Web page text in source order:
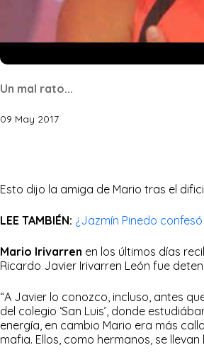
Un mal rato...
09 May 2017
Esto dijo la amiga de Mario tras el
LEE TAMBIÉN: ¿Jazmín Pinedo
Mario Irivarren en los últimos días
Ricardo Javier Irivarren León fue
“A Javier lo conozco, incluso, antes
del colegio ‘San Luis’, donde
energía, en cambio Mario era más
mafia. Ellos, como hermanos, se llevan